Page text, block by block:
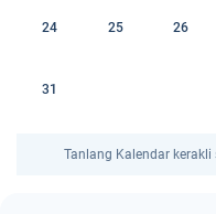
24 25 26
31
Tanlang Kalendar